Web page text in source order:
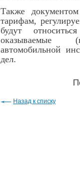
Также
тарифам,
будут
оказываемые
автомобильной
дел.
Назад к списку